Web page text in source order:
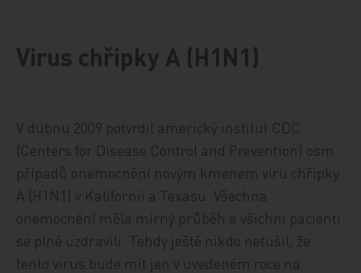
Virus chřipky A (H1N1)
V dubnu 2009 potvrdil americký institut CDC
(Centers for Disease Control and Prevention) osm
případů onemocnění novým kmenem viru chřipky
A (H1N1) v Kalifornii a Texasu. Všechna
onemocnění měla mírný průběh a všichni pacienti
se plně uzdravili. Tehdy ještě nikdo netušil, že
tento virus bude mít jen v uvedeném roce na